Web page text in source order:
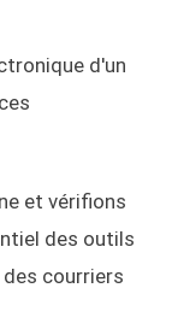
d'un
et vérifions
des outils
courriers